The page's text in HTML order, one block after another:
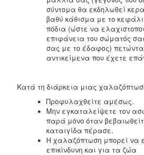
σύντομα θα εκδηλωθεί
βαθύ κάθισμα με το
πόδια (ώστε να
επιφάνεια του σώματός
σας με το έδαφος)
αντικείμενα που έχετε
Κατά τη διάρκεια μιας
Προφυλαχθείτε αμέσως.
Μην εγκαταλείψετε τον
παρά μόνο όταν
καταιγίδα πέρασε.
Η χαλαζόπτωση μπορεί να
επικίνδυνη και για τα ζώα